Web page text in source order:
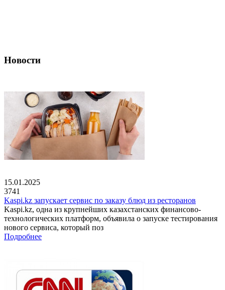
Новости
15.01.2025
3741
Kaspi.kz запускает сервис по заказу блюд из ресторанов
Kaspi.kz, одна из крупнейших казахстанских финансово-
технологических платформ, объявила о запуске тестирования
нового сервиса, который поз
Подробнее